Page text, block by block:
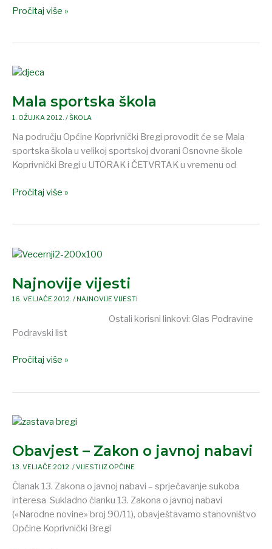
Pročitaj više »
Mala sportska škola
1. OŽUJKA 2012. /ŠKOLA
Na području Općine Koprivnički Bregi provodit će se Mala
sportska škola u velikoj sportskoj dvorani Osnovne škole
Koprivnički Bregi u UTORAK i ČETVRTAK u vremenu od
Mala
škola
Pročitaj više »
Najnovije vijesti
16. VELJAČE 2012. / NAJNOVIJE VIJESTI
Ostali korisni linkovi: Glas Podravine
Podravski list
Najnovije
Pročitaj više »
Obavjest – Zakon o javnoj nabavi
13. VELJAČE 2012. /VIJESTI IZ OPĆINE
Članak 13. Zakona o javnoj nabavi – sprječavanje sukoba
interesa Sukladno članku 13. Zakona o javnoj nabavi
(«Narodne novine» broj 90/11), obavještavamo stanovništvo
Općine Koprivnički Bregi
Obavjest
Zakon
o
nabavi